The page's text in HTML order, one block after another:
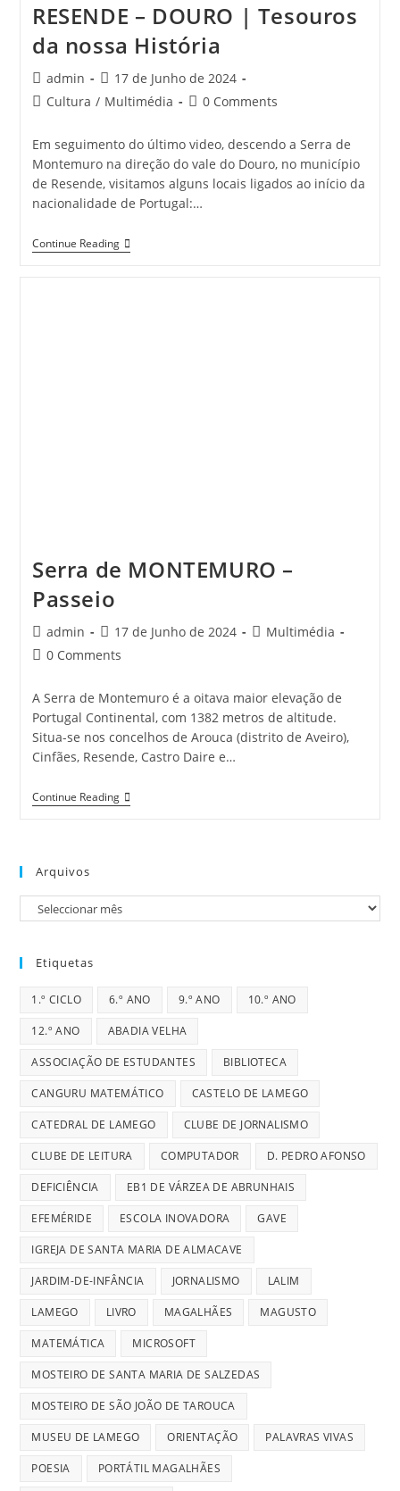
RESENDE – DOURO | Tesouros
da nossa História
Post
author:
admin
Post
published:
17 de Junho de 2024
PostCultura / Multimédia
Post0 Comments
Em seguimento do último video, descendo a Serra de
Montemuro na direção do vale do Douro, no município
de Resende, visitamos alguns locais ligados ao início da
nacionalidade de Portugal:…
Continue ReadingRESENDE
–
Serra de MONTEMURO –
Passeio
Post
author:
admin
Post
published:
17 de Junho de 2024
PostMultimédia
Post0 Comments
A Serra de Montemuro é a oitava maior elevação de
Portugal Continental, com 1382 metros de altitude.
Situa-se nos concelhos de Arouca (distrito de Aveiro),
Cinfães, Resende, Castro Daire e…
Continue ReadingSerra
De
Arquivos
Arquivos
Etiquetas
1.º CICLO 6.º ANO 9.º ANO 10.º ANO
12.º ANO ABADIA VELHA
ASSOCIAÇÃO DE ESTUDANTES BIBLIOTECA
CANGURU MATEMÁTICO CASTELO DE LAMEGO
CATEDRAL DE LAMEGO CLUBE DE JORNALISMO
CLUBE DE LEITURA COMPUTADOR D. PEDRO AFONSO
DEFICIÊNCIA EB1 DE VÁRZEA DE ABRUNHAIS
EFEMÉRIDE ESCOLA INOVADORA GAVE
IGREJA DE SANTA MARIA DE ALMACAVE
JARDIM-DE-INFÂNCIA JORNALISMO LALIM
LAMEGO LIVRO MAGALHÃES MAGUSTO
MATEMÁTICA MICROSOFT
MOSTEIRO DE SANTA MARIA DE SALZEDAS
MOSTEIRO DE SÃO JOÃO DE TAROUCA
MUSEU DE LAMEGO ORIENTAÇÃO PALAVRAS VIVAS
POESIA PORTÁTIL MAGALHÃES